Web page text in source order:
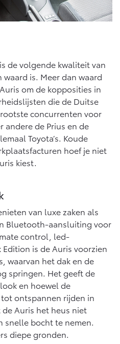
de volgende kwaliteit van
is. Meer dan waard
om de kopposities in
die de Duitse
concurrenten voor
andere de Prius en de
Toyota’s. Koude
hoef je niet
kiest.
van luxe zaken als
Bluetooth-aansluiting voor
control, led-
is de Auris voorzien
waarvan het dak en de
springen. Het geeft de
en hoewel de
ontspannen rijden in
Auris het heus niet
snelle bocht te nemen.
diepe gronden.